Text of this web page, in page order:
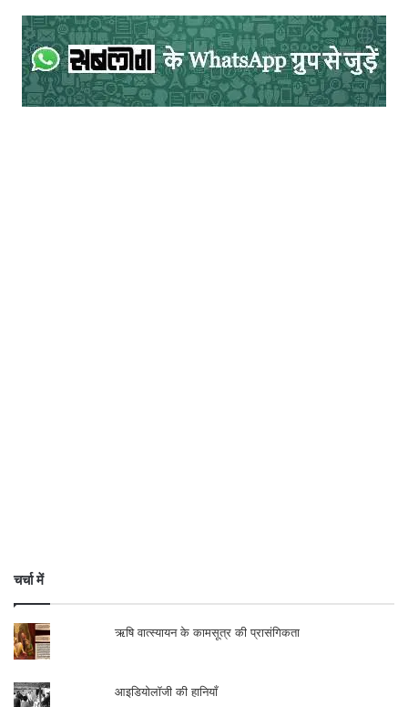
चर्चा में
ऋषि वात्स्यायन के कामसूत्र की प्रासंगिकता
आइडियोलॉजी की हानियाँ